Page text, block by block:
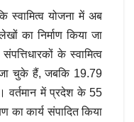
स्वामित्व योजना में अब
का निर्माण किया जा
के स्वामित्व
जा चुके हैं, जबकि 19.79
वर्तमान में प्रदेश के 55
का कार्य संपादित किया